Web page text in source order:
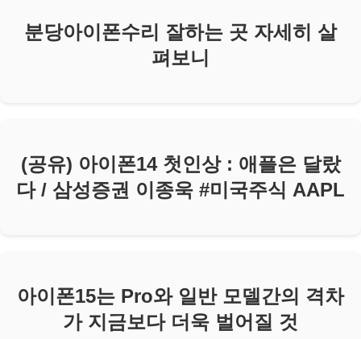
분당아이폰수리 잘하는 곳 자세히 살
펴보니
(공유) 아이폰14 첫인상 : 애플은 달랐
다 / 삼성증권 이종욱 #미국주식 AAPL
아이폰15는 Pro와 일반 모델간의 격차
가 지금보다 더욱 벌어질 것